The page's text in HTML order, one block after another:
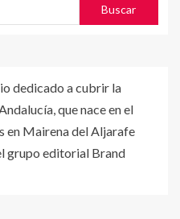
dedicado a cubrir la
que nace en el
en Mairena del Aljarafe
grupo editorial Brand